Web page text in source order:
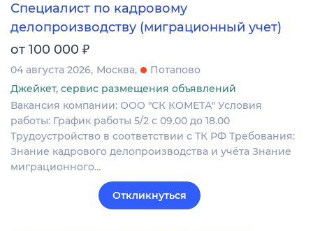
Специалист по кадровому
делопроизводству (миграционный учет)
от 100 000 ₽
04 августа 2026 Москва
Потапово
Джейкет, сервис размещения объявлений
Вакансия компании: ООО "СК КОМЕТА" Условия
работы: График работы 5/2 с 09.00 до 18.00
Трудоустройство в соответствии с ТК РФ Требования:
Знание кадрового делопроизводства и учёта Знание
миграционного…
Откликнуться